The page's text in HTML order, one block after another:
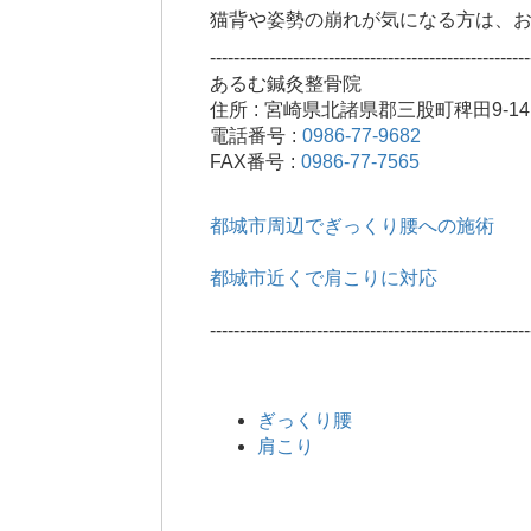
猫背や姿勢の崩れが気になる方は、
あるむ鍼灸整骨院
住所 : 宮崎県北諸県郡三股町稗田9-14
電話番号 : 0986-77-9682
FAX番号 : 0986-77-7565
都城市周辺でぎっくり腰への施術
都城市近くで肩こりに対応
ぎっくり腰
肩こり